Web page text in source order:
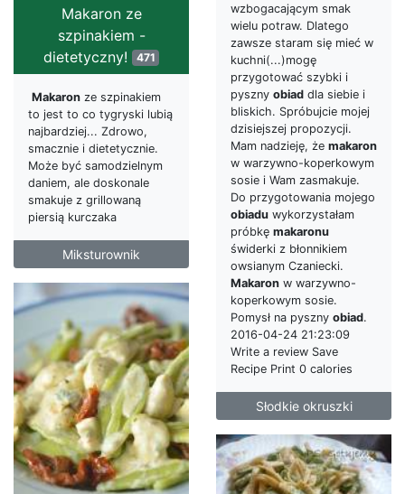
wzbogacającym smak
wielu potraw. Dlatego
zawsze staram się mieć w
kuchni(...)mogę
przygotować szybki i
pyszny obiad dla siebie i
bliskich. Spróbujcie mojej
dzisiejszej propozycji.
Mam nadzieję, że makaron
w warzywno-koperkowym
sosie i Wam zasmakuje.
Do przygotowania mojego
obiadu wykorzystałam
próbkę makaronu
świderki z błonnikiem
owsianym Czaniecki.
Makaron w warzywno-
koperkowym sosie.
Pomysł na pyszny obiad.
2016-04-24 21:23:09
Write a review Save
Recipe Print 0 calories
Słodkie okruszki
Makaron ze
szpinakiem -
dietetyczny!
471
Makaron ze szpinakiem
to jest to co tygryski lubią
najbardziej... Zdrowo,
smacznie i dietetycznie.
Może być samodzielnym
daniem, ale doskonale
smakuje z grillowaną
piersią kurczaka
Miksturownik